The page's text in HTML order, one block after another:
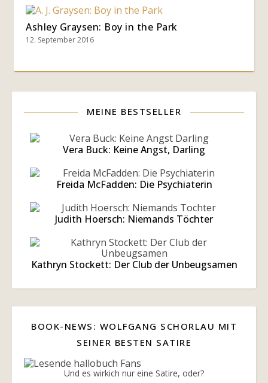
Ashley Graysen: Boy in the Park
12. September 2016
MEINE BESTSELLER
Vera Buck: Keine Angst, Darling
Freida McFadden: Die Psychiaterin
Judith Hoersch: Niemands Töchter
Kathryn Stockett: Der Club der Unbeugsamen
BOOK-NEWS: WOLFGANG SCHORLAU MIT
SEINER BESTEN SATIRE
Und es wirkich nur eine Satire, oder?